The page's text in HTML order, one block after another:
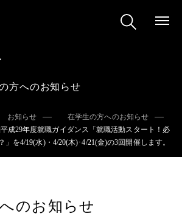
方へのお知らせ
お知らせ
在学生の方へのお知らせ
成29年度就職ガイダンス「就職活動スタート！必
」を4/19(水)・4/20(木)･4/21(金)の3回開催します。
のお知らせ